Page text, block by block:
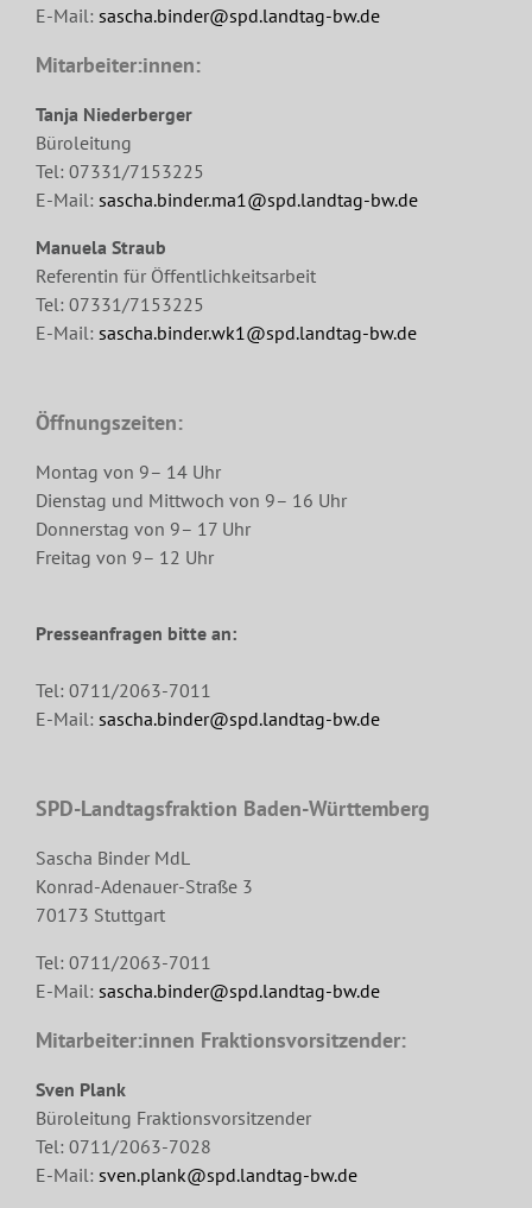
E-Mail: sascha.binder@spd.landtag-bw.de
Mitarbeiter:innen:
Tanja Niederberger
Büroleitung
Tel: 07331/7153225
E-Mail: sascha.binder.ma1@spd.landtag-bw.de
Manuela Straub
Referentin für Öffentlichkeitsarbeit
Tel: 07331/7153225
E-Mail: sascha.binder.wk1@spd.landtag-bw.de
Öffnungszeiten:
Montag von 9– 14 Uhr
Dienstag und Mittwoch von 9– 16 Uhr
Donnerstag von 9– 17 Uhr
Freitag von 9– 12 Uhr
Presseanfragen bitte an:
Tel: 0711/2063-7011
E-Mail: sascha.binder@spd.landtag-bw.de
SPD-Landtagsfraktion Baden-Württemberg
Sascha Binder MdL
Konrad-Adenauer-Straße 3
70173 Stuttgart
Tel: 0711/2063-7011
E-Mail: sascha.binder@spd.landtag-bw.de
Mitarbeiter:innen Fraktionsvorsitzender:
Sven Plank
Büroleitung Fraktionsvorsitzender
Tel: 0711/2063-7028
E-Mail: sven.plank@spd.landtag-bw.de